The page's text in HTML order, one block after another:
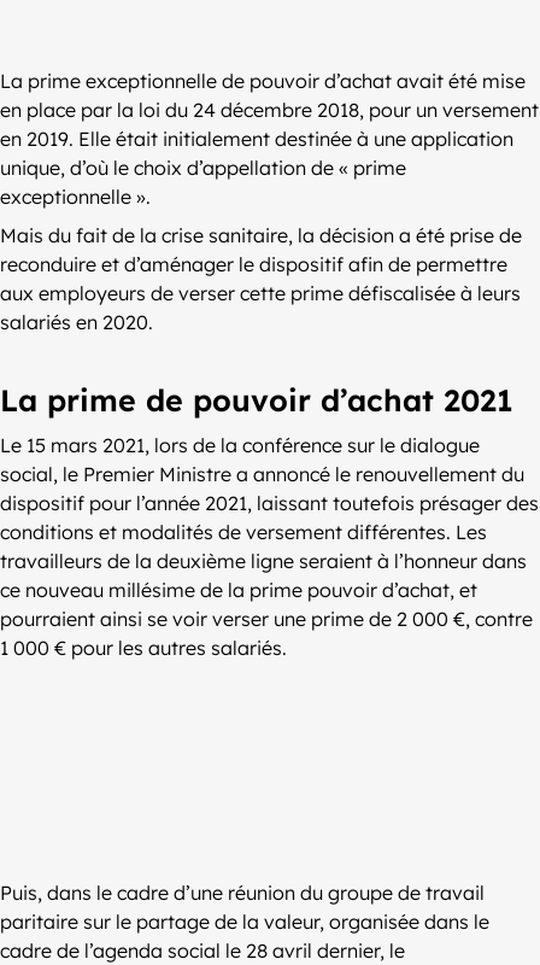
La prime exceptionnelle de pouvoir d’achat avait été mise
en place par la loi du 24 décembre 2018, pour un versement
en 2019. Elle était initialement destinée à une application
unique, d’où le choix d’appellation de « prime
exceptionnelle ».
Mais du fait de la crise sanitaire, la décision a été prise de
reconduire et d’aménager le dispositif afin de permettre
aux employeurs de verser cette prime défiscalisée à leurs
salariés en 2020.
La prime de pouvoir d’achat 2021
Le 15 mars 2021, lors de la conférence sur le dialogue
social, le Premier Ministre a annoncé le renouvellement du
dispositif pour l’année 2021, laissant toutefois présager des
conditions et modalités de versement différentes. Les
travailleurs de la deuxième ligne seraient à l’honneur dans
ce nouveau millésime de la prime pouvoir d’achat, et
pourraient ainsi se voir verser une prime de 2 000 €, contre
1 000 € pour les autres salariés.
Puis, dans le cadre d’une réunion du groupe de travail
paritaire sur le partage de la valeur, organisée dans le
cadre de l’agenda social le 28 avril dernier, le